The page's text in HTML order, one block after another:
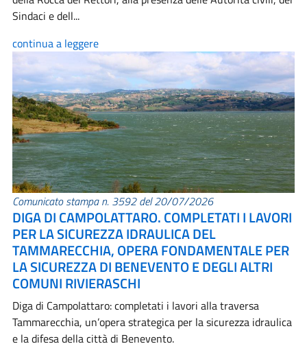
Sindaci e dell...
continua a leggere
Comunicato stampa n. 3592 del 20/07/2026
DIGA DI CAMPOLATTARO. COMPLETATI I LAVORI
PER LA SICUREZZA IDRAULICA DEL
TAMMARECCHIA, OPERA FONDAMENTALE PER
LA SICUREZZA DI BENEVENTO E DEGLI ALTRI
COMUNI RIVIERASCHI
Diga di Campolattaro: completati i lavori alla traversa
Tammarecchia, un’opera strategica per la sicurezza idraulica
e la difesa della città di Benevento.